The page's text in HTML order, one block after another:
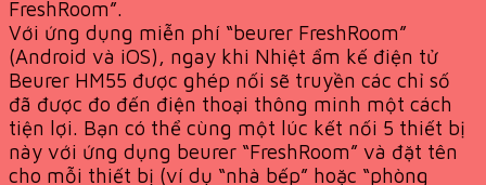
FreshRoom”.
Với ứng dụng miễn phí “beurer FreshRoom”
(Android và iOS), ngay khi Nhiệt ẩm kế điện tử
Beurer HM55 được ghép nối sẽ truyền các chỉ số
đã được đo đến điện thoại thông minh một cách
tiện lợi. Bạn có thể cùng một lúc kết nối 5 thiết bị
này với ứng dụng beurer “FreshRoom” và đặt tên
cho mỗi thiết bị (ví dụ “nhà bếp” hoặc “phòng